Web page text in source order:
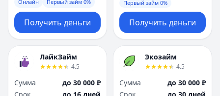
Онлайн Первый займ 0%
Получить деньги
Первый займ 0%
Получить деньги
ЛайкЗайм
4.5
Сумма
до 30 000 ₽
Экозайм
4.5
Сумма
до 30 000 ₽